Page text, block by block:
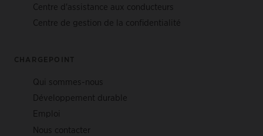
Centre d'assistance aux conducteurs
Centre de gestion de la confidentialité
CHARGEPOINT
Qui sommes-nous
Développement durable
Emploi
Nous contacter